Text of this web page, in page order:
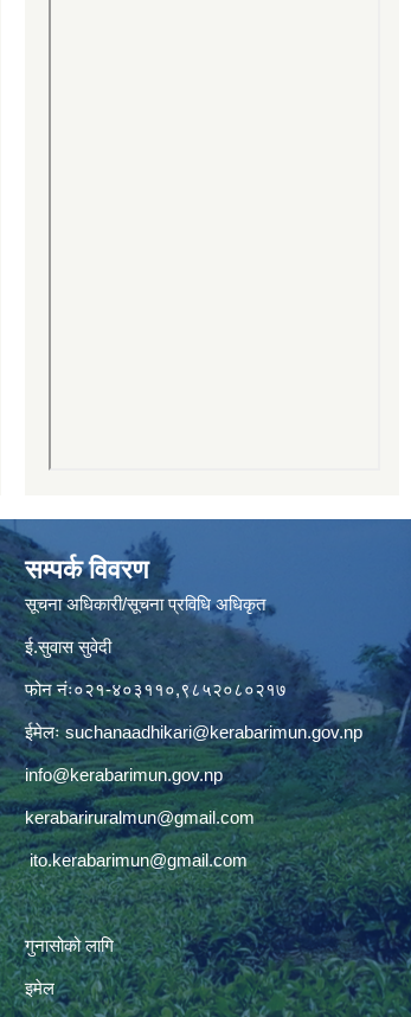
सम्पर्क विवरण
सूचना अधिकारी/सूचना प्रविधि अधिकृत
ई.सुवास सुवेदी
फोन नंः०२१-४०३११०,९८५२०८०२१७
ईमेलःsuchanaadhikari@kerabarimun.gov.np
info@kerabarimun.gov.np
kerabariruralmun@gmail.com
ito.kerabarimun@gmail.com
गुनासोको लागि
इमेल